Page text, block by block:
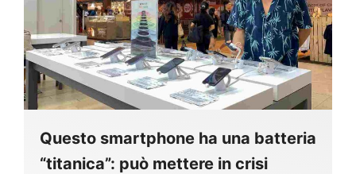
Questo smartphone ha una batteria
“titanica”: può mettere in crisi